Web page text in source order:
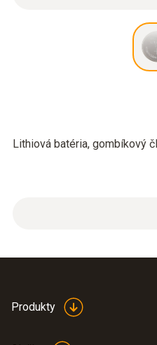
Lithiová batéria, gombíkový
Produkty